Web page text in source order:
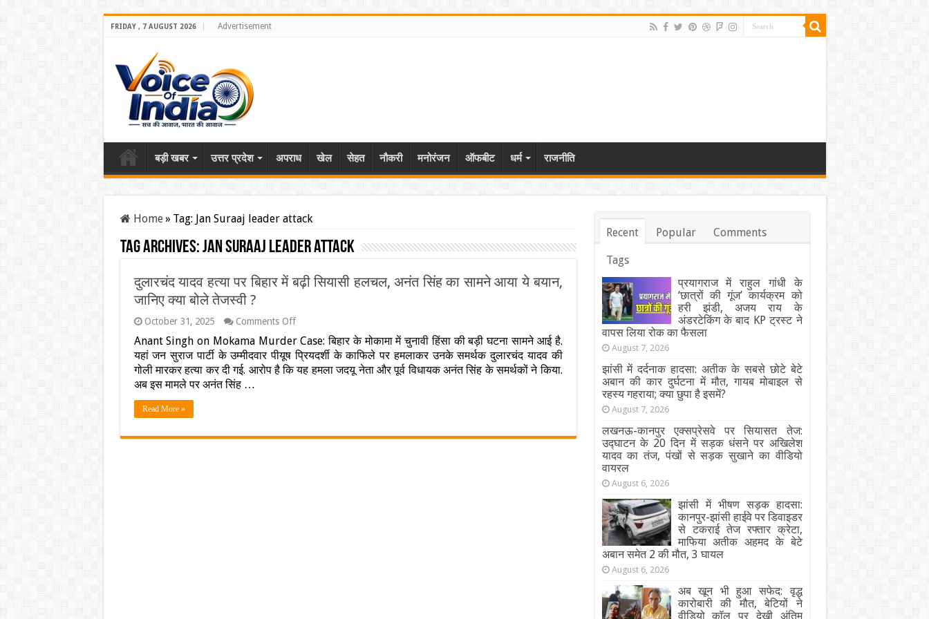
FRIDAY , 7 AUGUST 2026 Advertisement
बड़ी खबर उत्तर प्रदेश अपराध खेल सेहत नौकरी मनोरंजन ऑफबीट धर्म राजनीति
Home» Tag: Jan Suraaj leader attack
Tag Archives:Jan Suraaj leader attack
दुलारचंद यादव हत्या पर बिहार में बढ़ी सियासी हलचल, अनंत सिंह का सामने आया ये बयान,
जानिए क्या बोले तेजस्वी ?
October 31, 2025 Comments Offon
यादव
हत्या
पर
अनंत
Anant Singh on Mokama Murder Case: बिहार के मोकामा में चुनावी हिंसा की बड़ी घटना सामने आई है.
यहां जन सुराज पार्टी के उम्मीदवार पीयूष प्रियदर्शी के काफिले पर हमलाकर उनके समर्थक दुलारचंद यादव की
गोली मारकर हत्या कर दी गई. आरोप है कि यह हमला जदयू नेता और पूर्व विधायक अनंत सिंह के समर्थकों ने किया.
अब इस मामले पर अनंत सिंह …
Read More »
Recent Popular Comments
Tags
प्रयागराज में राहुल गांधी के
‘छात्रों की गूंज’ कार्यक्रम को
हरी झंडी, अजय राय के
अंडरटेकिंग के बाद KP ट्रस्ट ने
वापस लिया रोक का फैसला
August 7, 2026
झांसी में दर्दनाक हादसा: अतीक के सबसे छोटे बेटे
अबान की कार दुर्घटना में मौत, गायब मोबाइल से
रहस्य गहराया; क्या छुपा है इसमें?
August 7, 2026
लखनऊ-कानपुर एक्सप्रेसवे पर सियासत तेज:
उद्घाटन के 20 दिन में सड़क धंसने पर अखिलेश
यादव का तंज, पंखों से सड़क सुखाने का वीडियो
वायरल
August 6, 2026
झांसी में भीषण सड़क हादसा:
कानपुर-झांसी हाईवे पर डिवाइडर
से टकराई तेज रफ्तार क्रेटा,
माफिया अतीक अहमद के बेटे
अबान समेत 2 की मौत, 3 घायल
August 6, 2026
अब खून भी हुआ सफेद: वृद्ध
कारोबारी की मौत, बेटियों ने
वीडियो कॉल पर देखी अंतिम